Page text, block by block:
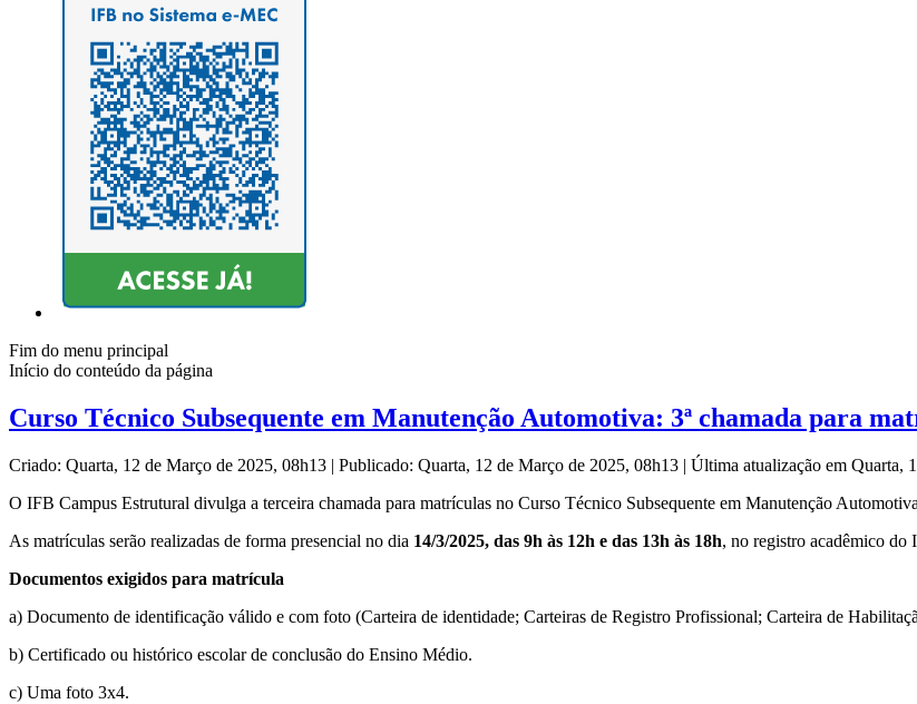
Fim do menu principal
Início do conteúdo da página
Curso Técnico Subsequente em Manutenção Automotiva: 3ª chamada para
Criado: Quarta, 12 de Março de 2025, 08h13 | Publicado: Quarta, 12 de Março de 2025, 08h13 | Última atualização em Quarta,
O IFB Campus Estrutural divulga a terceira chamada para matrículas no Curso Técnico Subsequente em Manutenção
As matrículas serão realizadas de forma presencial no dia 14/3/2025, das 9h às 12h e das 13h às 18h, no registro acadêmico do
Documentos exigidos para matrícula
a) Documento de identificação válido e com foto (Carteira de identidade; Carteiras de Registro Profissional; Carteira de
b) Certificado ou histórico escolar de conclusão do Ensino Médio.
c) Uma foto 3x4.